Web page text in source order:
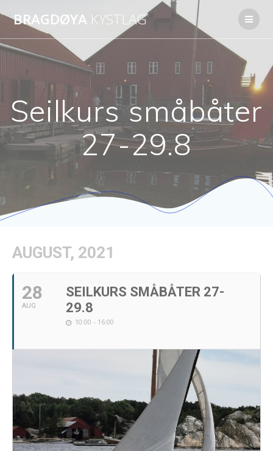
to
BRAGDØYA KYSTLAG
Seilkurs småbåter
27-29.8
AUGUST, 2021
28
AUG
SEILKURS SMÅBÅTER 27-
29.8
10:00 - 16:00